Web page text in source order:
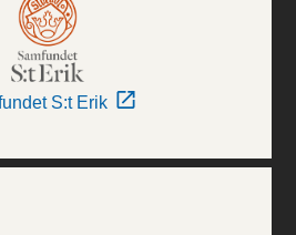
S:t Erik